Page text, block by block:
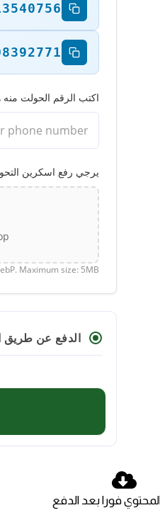
اكتب الرقم الحولت منه
يرجي رفع اسكرين التحويل
Maximum size: 5MB.
الدفع عن طريق
فورا بعد الدفع